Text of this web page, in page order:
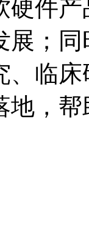
硬件
；同
、
